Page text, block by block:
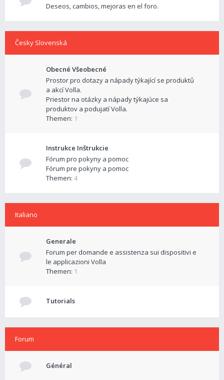
Deseos, cambios, mejoras en el foro.
Česky Slovenská
Obecné Všeobecné
Prostor pro dotazy a nápady týkající se produktů
a akcí Volla.
Priestor na otázky a nápady týkajúce sa
produktov a podujatí Volla.
Themen: 1
Instrukce Inštrukcie
Fórum pro pokyny a pomoc
Fórum pre pokyny a pomoc
Themen: 4
Italiano
Generale
Forum per domande e assistenza sui dispositivi e
le applicazioni Volla
Themen: 1
Tutorials
Forum
Général